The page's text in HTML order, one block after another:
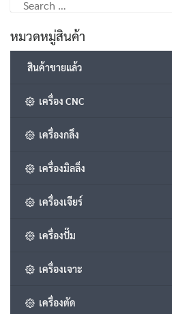
for:
หมวดหมู่สินค้า
สินค้าขายแล้ว
เครื่อง CNC
เครื่องกลึง
เครื่องมิลลิ่ง
เครื่องเจียร์
เครื่องปั๊ม
เครื่องเจาะ
เครื่องตัด